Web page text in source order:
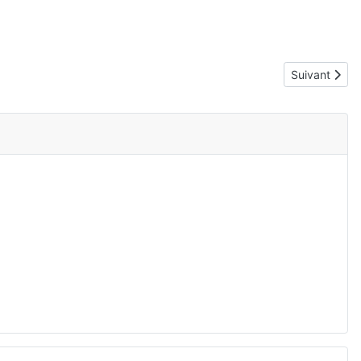
Article
Suivant